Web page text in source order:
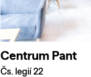
Centrum Pant
Čs. legií 22